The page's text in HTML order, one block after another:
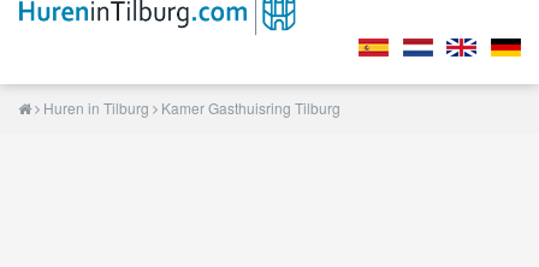
Huren in Tilburg Kamer Gasthuisring Tilburg